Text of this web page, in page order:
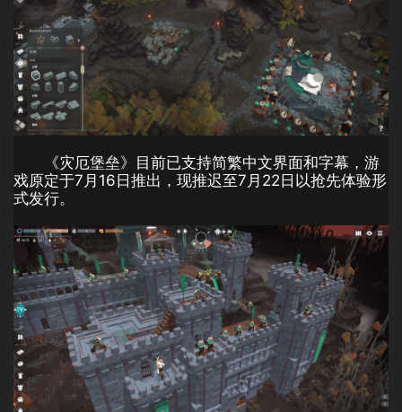
《灾厄堡垒》目前已支持简繁中文界面和字幕，游
戏原定于7月16日推出，现推迟至7月22日以抢先体验形
式发行。